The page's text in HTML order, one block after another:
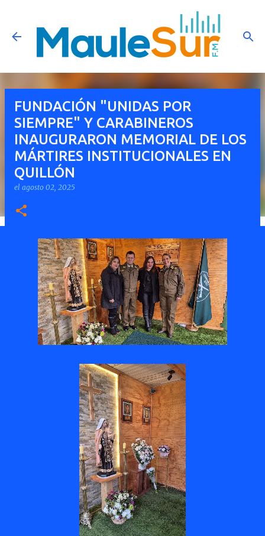
Ir al contenido principal
FUNDACIÓN "UNIDAS POR
SIEMPRE" Y CARABINEROS
INAUGURARON MEMORIAL DE LOS
MÁRTIRES INSTITUCIONALES EN
QUILLÓN
el agosto 02, 2025